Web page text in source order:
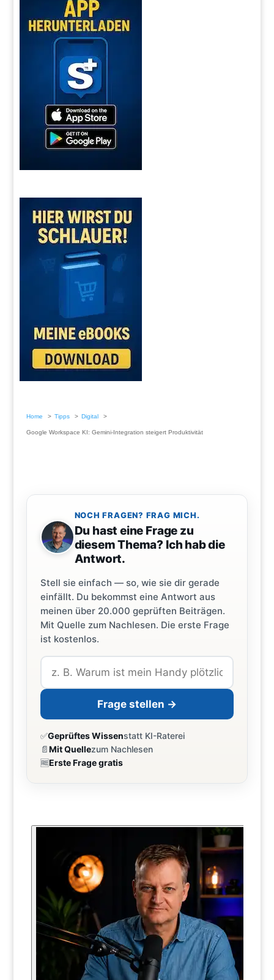
Home Tipps Digital
Google Workspace KI: Gemini-Integration steigert Produktivität
NOCH FRAGEN? FRAG MICH.
Du hast eine Frage zu
diesem Thema? Ich hab die
Antwort.
Stell sie einfach — so, wie sie dir gerade
einfällt. Du bekommst eine Antwort aus
meinen über 20.000 geprüften Beiträgen.
Mit Quelle zum Nachlesen. Die erste Frage
ist kostenlos.
Frage stellen →
✅Geprüftes Wissenstatt KI-Raterei
📄Mit Quellezum Nachlesen
🆓Erste Frage gratis